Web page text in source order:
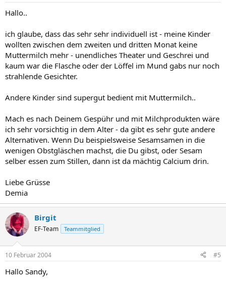
Hallo..
ich glaube, dass das sehr sehr individuell ist - meine Kinder
wollten zwischen dem zweiten und dritten Monat keine
Muttermilch mehr - unendliches Theater und Geschrei und
kaum war die Flasche oder der Löffel im Mund gabs nur noch
strahlende Gesichter.
Andere Kinder sind supergut bedient mit Muttermilch..
Mach es nach Deinem Gespühr und mit Milchprodukten wäre
ich sehr vorsichtig in dem Alter - da gibt es sehr gute andere
Alternativen. Wenn Du beispielsweise Sesamsamen in die
wenigen Obstgläschen machst, die Du gibst, oder Sesam
selber essen zum Stillen, dann ist da mächtig Calcium drin.
Liebe Grüsse
Demia
Birgit
EF-Team Teammitglied
10 Februar 2004 #5
Hallo Sandy,